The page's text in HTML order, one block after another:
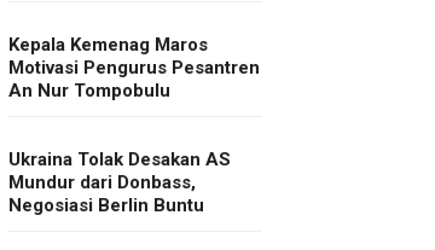
Kepala Kemenag Maros
Motivasi Pengurus Pesantren
An Nur Tompobulu
Ukraina Tolak Desakan AS
Mundur dari Donbass,
Negosiasi Berlin Buntu